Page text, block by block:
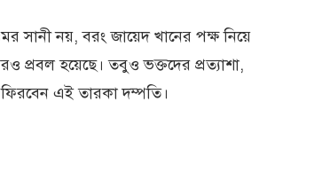
সানী নয়, বরং জায়েদ খানের পক্ষ নিয়ে
প্রবল হয়েছে। তবুও ভক্তদের প্রত্যাশা,
এই তারকা দম্পতি।